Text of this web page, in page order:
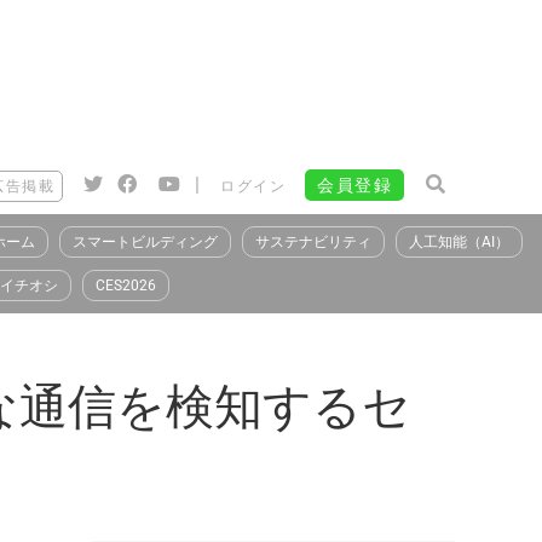
告掲載 | ログイン 会員登録
ーム スマートビルディング サステナビリティ 人工知能（AI）
イチオシ CES2026
信を検知するセ